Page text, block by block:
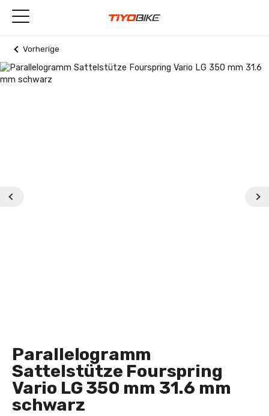
Vorherige
Parallelogramm
Sattelstütze Fourspring
Vario LG 350 mm 31.6 mm
schwarz